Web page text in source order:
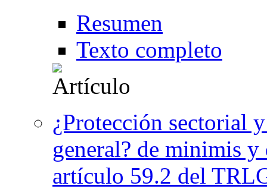
Resumen
Texto completo
¿Protección sectorial
general? de minimis
artículo 59.2 del